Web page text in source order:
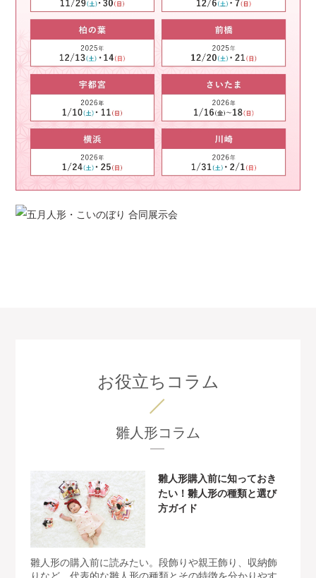
お役立ちコラム
雛人形コラム
雛人形購入前に知っておき
たい！雛人形の種類と選び
方ガイド
雛人形の購入前に読みたい。段飾りや親王飾り、収納飾